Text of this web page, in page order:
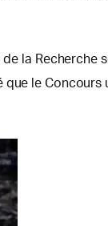
la Recherche
le